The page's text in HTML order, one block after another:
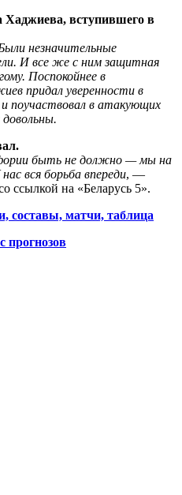
вступившего в
незначительные
И все же с ним защитная
Поспокойнее в
придал уверенности в
поучаствовал в атакующих
быть не должно — мы на
вся борьба впереди, —
ссылкой на «Беларусь 5».
составы, матчи, таблица
прогнозов